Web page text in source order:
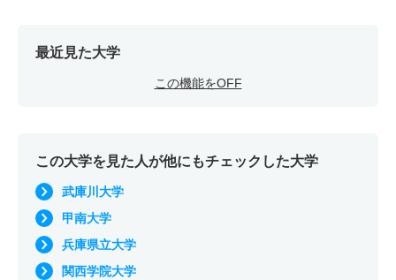
最近見た大学
この機能をOFF
この大学を見た人が他にもチェックした大学
武庫川大学
甲南大学
兵庫県立大学
関西学院大学